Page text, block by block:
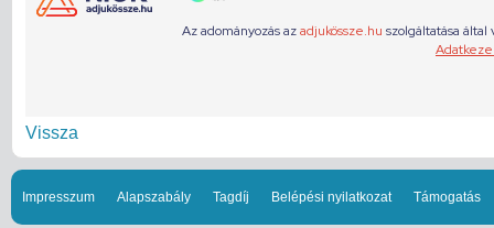
Vissza
Impresszum Alapszabály Tagdíj Belépési nyilatkozat Támogatás